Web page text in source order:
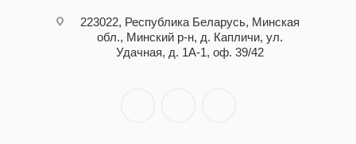
223022, Республика Беларусь, Минская
обл., Минский р-н, д. Капличи, ул.
Удачная, д. 1А-1, оф. 39/42